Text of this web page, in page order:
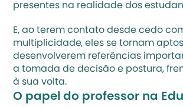
presentes na realidade dos
E, ao terem contato desde cedo
multiplicidade, eles se tornam
desenvolverem referências
a tomada de decisão e postura,
à sua volta.
O papel do professor na